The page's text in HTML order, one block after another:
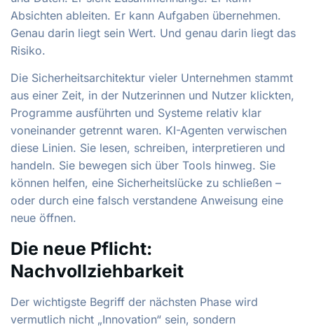
Absichten ableiten. Er kann Aufgaben übernehmen.
Genau darin liegt sein Wert. Und genau darin liegt das
Risiko.
Die Sicherheitsarchitektur vieler Unternehmen stammt
aus einer Zeit, in der Nutzerinnen und Nutzer klickten,
Programme ausführten und Systeme relativ klar
voneinander getrennt waren. KI-Agenten verwischen
diese Linien. Sie lesen, schreiben, interpretieren und
handeln. Sie bewegen sich über Tools hinweg. Sie
können helfen, eine Sicherheitslücke zu schließen –
oder durch eine falsch verstandene Anweisung eine
neue öffnen.
Die neue Pflicht:
Nachvollziehbarkeit
Der wichtigste Begriff der nächsten Phase wird
vermutlich nicht „Innovation“ sein, sondern